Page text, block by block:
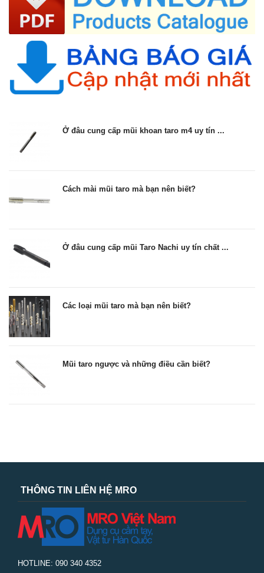
Ở đâu cung cấp mũi khoan taro m4 uy tín ...
Cách mài mũi taro mà bạn nên biết?
Ở đâu cung cấp mũi Taro Nachi uy tín chất ...
Các loại mũi taro mà bạn nên biết?
Mũi taro ngược và những điều cần biết?
THÔNG TIN LIÊN HỆ MRO
HOTLINE: 090 340 4352